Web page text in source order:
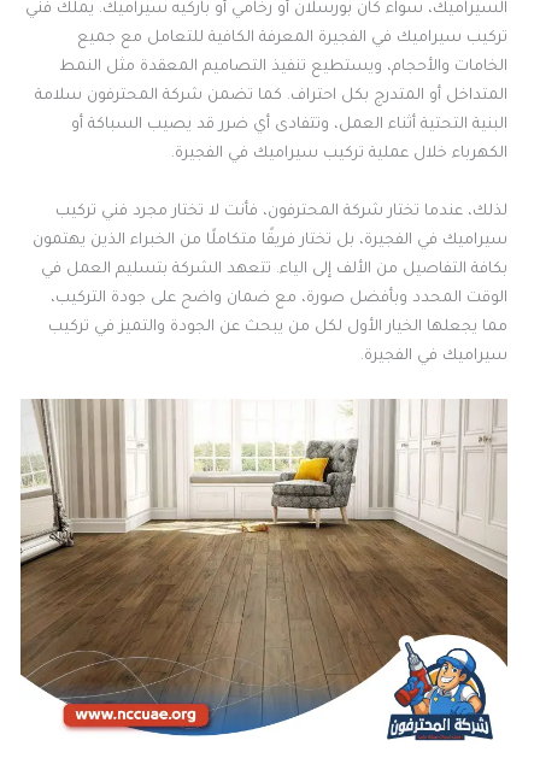
السيراميك، سواء كان بورسلان أو رخامي أو باركيه سيراميك. يملك فني
تركيب سيراميك في الفجيرة المعرفة الكافية للتعامل مع جميع
الخامات والأحجام، ويستطيع تنفيذ التصاميم المعقدة مثل النمط
المتداخل أو المتدرج بكل احتراف. كما تضمن شركة المحترفون سلامة
البنية التحتية أثناء العمل، وتتفادى أي ضرر قد يصيب السباكة أو
الكهرباء خلال عملية تركيب سيراميك في الفجيرة.
لذلك، عندما تختار شركة المحترفون، فأنت لا تختار مجرد فني تركيب
سيراميك في الفجيرة، بل تختار فريقًا متكاملًا من الخبراء الذين يهتمون
بكافة التفاصيل من الألف إلى الياء. تتعهد الشركة بتسليم العمل في
الوقت المحدد وبأفضل صورة، مع ضمان واضح على جودة التركيب،
مما يجعلها الخيار الأول لكل من يبحث عن الجودة والتميز في تركيب
سيراميك في الفجيرة.